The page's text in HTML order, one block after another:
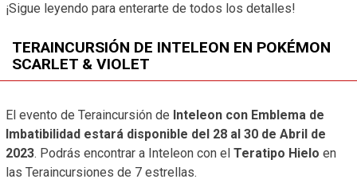
¡Sigue leyendo para enterarte de todos los detalles!
TERAINCURSIÓN DE INTELEON EN POKÉMON
SCARLET & VIOLET
El evento de Teraincursión de Inteleon con Emblema de
Imbatibilidad estará disponible del 28 al 30 de Abril de
2023. Podrás encontrar a Inteleon con el Teratipo Hielo en
las Teraincursiones de 7 estrellas.